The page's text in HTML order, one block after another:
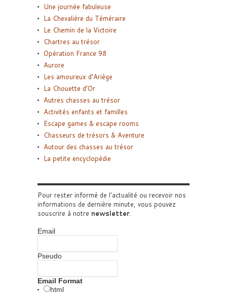
Une journée fabuleuse
La Chevalière du Téméraire
Le Chemin de la Victoire
Chartres au trésor
Opération France 98
Aurore
Les amoureux d’Ariège
La Chouette d’Or
Autres chasses au trésor
Activités enfants et familles
Escape games & escape rooms
Chasseurs de trésors & Aventure
Autour des chasses au trésor
La petite encyclopédie
Pour rester informé de l'actualité ou recevoir nos
informations de dernière minute, vous pouvez
souscrire à notre newsletter.
Email
Pseudo
Email Format
html